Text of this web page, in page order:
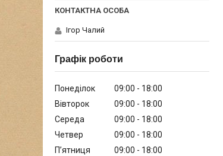
Ігор Чалий
Графік роботи
Понеділок 09:00
18:00
Вівторок
09:00
18:00
Середа
09:00
18:00
Четвер
09:00
18:00
Пʼятниця
09:00
18:00